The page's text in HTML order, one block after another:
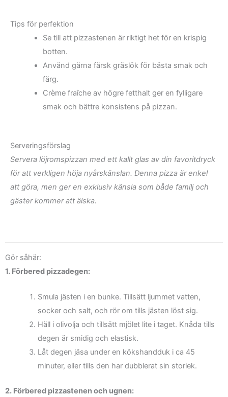
Tips för perfektion
Se till att pizzastenen är riktigt het för en krispig
botten.
Använd gärna färsk gräslök för bästa smak och
färg.
Crème fraîche av högre fetthalt ger en fylligare
smak och bättre konsistens på pizzan.
Serveringsförslag
Servera löjromspizzan med ett kallt glas av din favoritdryck
för att verkligen höja nyårskänslan. Denna pizza är enkel
att göra, men ger en exklusiv känsla som både familj och
gäster kommer att älska.
Gör såhär:
1. Förbered pizzadegen:
Smula jästen i en bunke. Tillsätt ljummet vatten,
socker och salt, och rör om tills jästen löst sig.
Häll i olivolja och tillsätt mjölet lite i taget. Knåda tills
degen är smidig och elastisk.
Låt degen jäsa under en kökshandduk i ca 45
minuter, eller tills den har dubblerat sin storlek.
2. Förbered pizzastenen och ugnen: